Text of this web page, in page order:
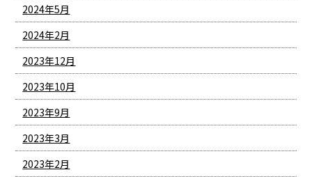
2024年5月
2024年2月
2023年12月
2023年10月
2023年9月
2023年3月
2023年2月